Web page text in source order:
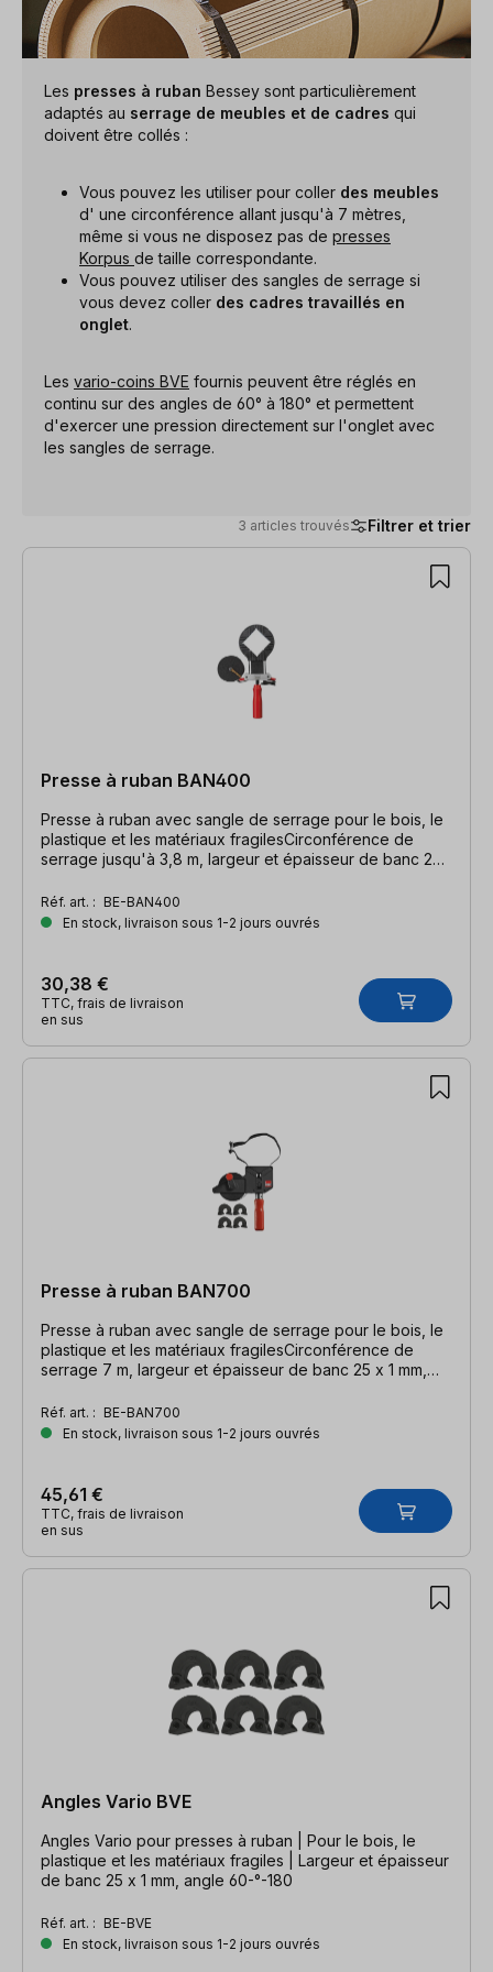
Les presses à ruban Bessey sont particulièrement
adaptés au serrage de meubles et de cadres qui
doivent être collés :
Vous pouvez les utiliser pour coller des meubles
d' une circonférence allant jusqu'à 7 mètres,
même si vous ne disposez pas de presses
Korpus de taille correspondante.
Vous pouvez utiliser des sangles de serrage si
vous devez coller des cadres travaillés en
onglet.
Les vario-coins BVE fournis peuvent être réglés en
continu sur des angles de 60° à 180° et permettent
d'exercer une pression directement sur l'onglet avec
les sangles de serrage.
3 articles trouvés Filtrer et trier
3 articles trouvés
Presse à ruban BAN400
Presse à ruban avec sangle de serrage pour le bois, le
plastique et les matériaux fragilesCirconférence de
serrage jusqu'à 3,8 m, largeur et épaisseur de banc 24
Réf. art. : BE-BAN400
En stock, livraison sous 1-2 jours ouvrés
30,38 €
TTC, frais de livraison
en sus
Presse à ruban BAN700
Presse à ruban avec sangle de serrage pour le bois, le
plastique et les matériaux fragilesCirconférence de
serrage 7 m, largeur et épaisseur de banc 25 x 1 mm,
Réf. art. : BE-BAN700
En stock, livraison sous 1-2 jours ouvrés
45,61 €
TTC, frais de livraison
en sus
Angles Vario BVE
Angles Vario pour presses à ruban | Pour le bois, le
plastique et les matériaux fragiles | Largeur et épaisseur
de banc 25 x 1 mm, angle 60-°-180
Réf. art. : BE-BVE
En stock, livraison sous 1-2 jours ouvrés